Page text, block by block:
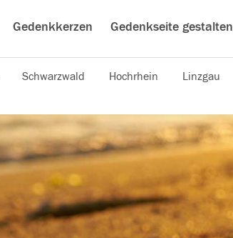
Gedenkkerzen Gedenkseite gestalten
Schwarzwald Hochrhein Linzgau